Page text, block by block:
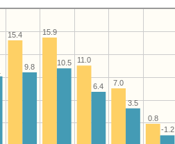
0.8
7.0
11.0
15.9
15.4
-1.2
3.5
6.4
10.5
9.8